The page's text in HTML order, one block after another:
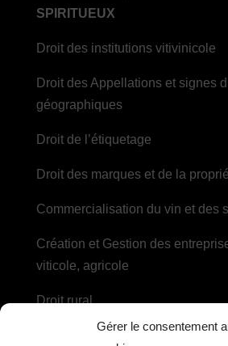
Gérer le consentement
SPIRITUEUX
Droit des institutions vitivinicole
Droit des Appellations et signes
géographiques
Droit de l’étiquetage
Droit des marques et de la
Commercialisation du vin et des
Création et Gestion des
viticole, agricole
Droit rural
Droit des sociétés agricoles et